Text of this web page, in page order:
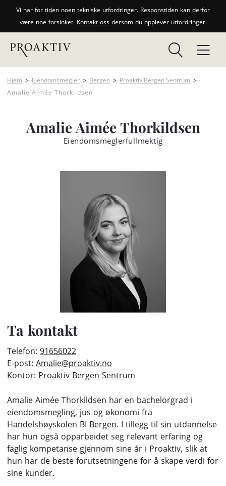
Vi har for tiden noen tekniske utfordringer. Responstiden kan derfor
være noe forsinket. Kontakt ossdersom du opplever utfordringer.
Hjem > Eiendomsmegler > Bergen > Proaktiv Bergen Sentrum >
Amalie Aimée Thorkildsen
Amalie Aimée Thorkildsen
Eiendomsmeglerfullmektig
Ta kontakt
Telefon: 91656022
E-post: Amalie@proaktiv.no
Kontor: Proaktiv Bergen Sentrum
Amalie Aimée Thorkildsen har en bachelorgrad i
eiendomsmegling, jus og økonomi fra
Handelshøyskolen BI Bergen. I tillegg til sin utdannelse
har hun også opparbeidet seg relevant erfaring og
faglig kompetanse gjennom sine år i Proaktiv, slik at
hun har de beste forutsetningene for å skape verdi for
sine kunder.